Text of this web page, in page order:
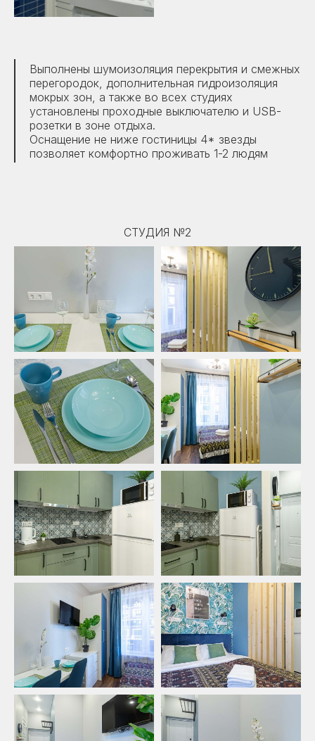
Выполнены шумоизоляция перекрытия и смежных
перегородок, дополнительная гидроизоляция
мокрых зон, а также во всех студиях
установлены проходные выключателю и USB-
розетки в зоне отдыха.
Оснащение не ниже гостиницы 4* звезды
позволяет комфортно проживать 1-2 людям
СТУДИЯ №2